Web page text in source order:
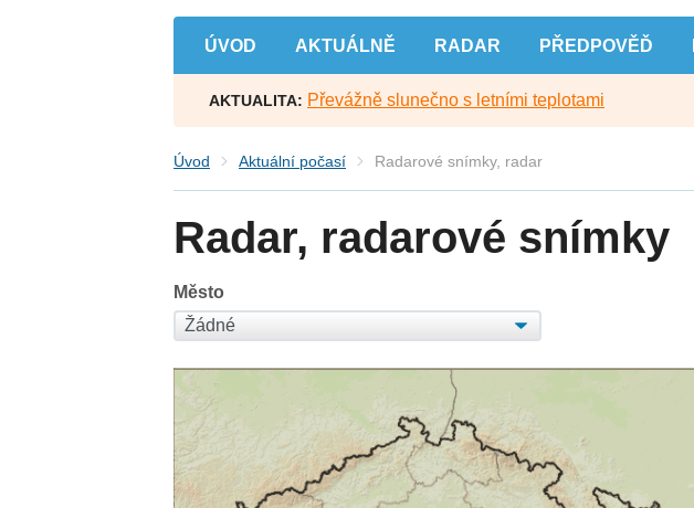
ÚVOD AKTUÁLNĚ RADAR PŘEDPOVĚĎ
AKTUALITA: Převážně slunečno s letními teplotami
Úvod Aktuální počasí Radarové snímky, radar
Radar, radarové snímky
Město